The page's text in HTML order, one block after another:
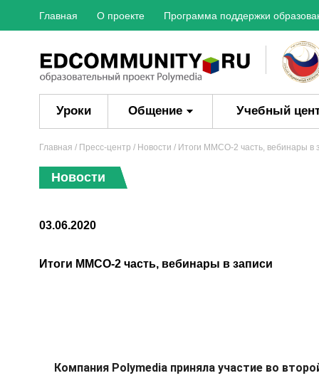
Главная О проекте Программа поддержки
Уроки Общение Учебный
Главная / Пресс-центр / Новости / Итоги ММСО-2 часть, вебинары в
Новости
03.06.2020
Итоги ММСО-2 часть, вебинары в записи
Компания Polymedia приняла участие во